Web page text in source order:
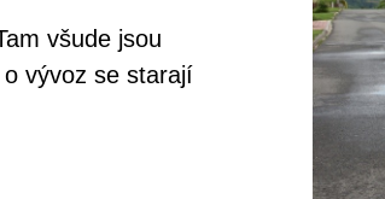
všude jsou
vývoz se starají